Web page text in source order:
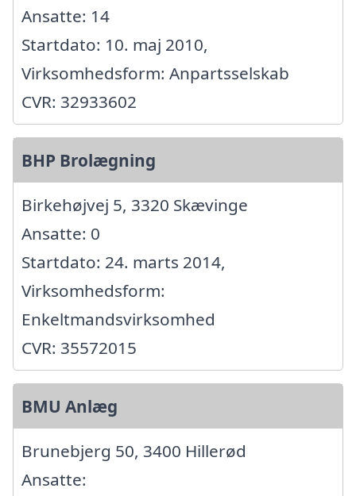
Ansatte: 14
Startdato: 10. maj 2010,
Virksomhedsform: Anpartsselskab
CVR: 32933602
BHP Brolægning
Birkehøjvej 5, 3320 Skævinge
Ansatte: 0
Startdato: 24. marts 2014,
Virksomhedsform:
Enkeltmandsvirksomhed
CVR: 35572015
BMU Anlæg
Brunebjerg 50, 3400 Hillerød
Ansatte: